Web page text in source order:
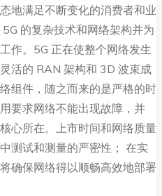
地满足不断变化的消费者和业
的复杂技术和网络架构并为
作。5G 正在使整个网络发生
活的 RAN 架构和 3D 波束成
组件，随之而来的是严格的时
要求网络不能出现故障，并
心所在。上市时间和网络质量
测试和测量的严密性； 在实
确保网络得以顺畅高效地部署